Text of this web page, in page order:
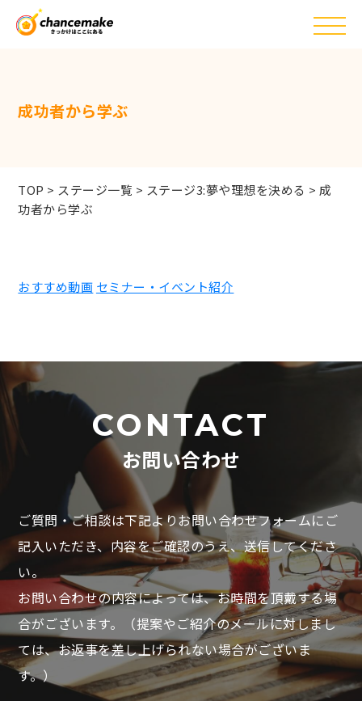
成功者から学ぶ
TOP > ステージ一覧 > ステージ3:夢や理想を決める > 成
功者から学ぶ
おすすめ動画 セミナー・イベント紹介
CONTACT
お問い合わせ
ご質問・ご相談は下記よりお問い合わせフォームにご
記入いただき、内容をご確認のうえ、送信してくださ
い。
お問い合わせの内容によっては、お時間を頂戴する場
合がございます。
（提案やご紹介のメールに対しまし
ては、お返事を差し上げられない場合がございま
す。）